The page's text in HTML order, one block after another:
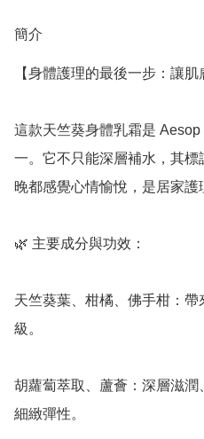
簡介
【身體護理的最後一步：讓
這款天竺葵身體乳霜是
一。它不只能深層補水，其
晚都感覺心情愉悅，是居家護
🌿 主要成分與功效：
天竺葵葉、柑橘、佛手柑：
級。
胡蘿蔔萃取、蘆薈：深層滋
細緻彈性。